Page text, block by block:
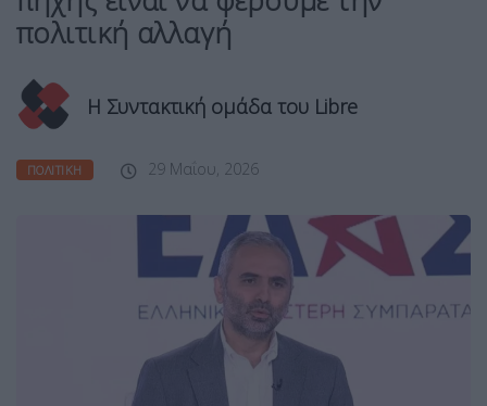
πολιτική αλλαγή
Η Συντακτική ομάδα του Libre
ΠΟΛΙΤΙΚΉ 29 Μαΐου, 2026